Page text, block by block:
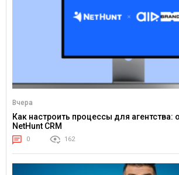
Вчера
Как настроить процессы для агентства:
NetHunt CRM
0 162